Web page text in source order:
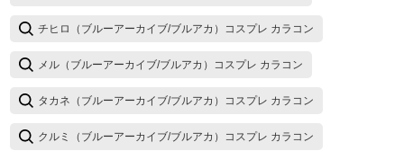
チヒロ（ブルーアーカイブ/ブルアカ）コスプレ カラコン
メル（ブルーアーカイブ/ブルアカ）コスプレ カラコン
タカネ（ブルーアーカイブ/ブルアカ）コスプレ カラコン
クルミ（ブルーアーカイブ/ブルアカ）コスプレ カラコン